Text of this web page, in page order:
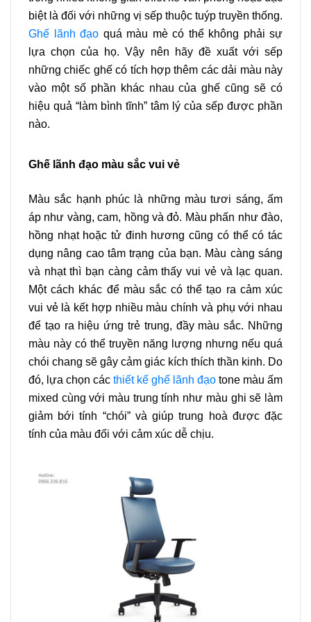
biệt là đối với những vị sếp thuộc tuýp truyền thống.
Ghế lãnh đạo quá màu mè có thể không phải sự
lựa chọn của họ. Vậy nên hãy đề xuất với sếp
những chiếc ghế có tích hợp thêm các dải màu này
vào một số phần khác nhau của ghế cũng sẽ có
hiệu quả “làm bình tĩnh” tâm lý của sếp được phần
nào.
Ghế lãnh đạo màu sắc vui vẻ
Màu sắc hạnh phúc là những màu tươi sáng, ấm
áp như vàng, cam, hồng và đỏ. Màu phấn như đào,
hồng nhạt hoặc tử đinh hương cũng có thể có tác
dụng nâng cao tâm trạng của bạn. Màu càng sáng
và nhạt thì bạn càng cảm thấy vui vẻ và lạc quan.
Một cách khác để màu sắc có thể tạo ra cảm xúc
vui vẻ là kết hợp nhiều màu chính và phụ với nhau
để tạo ra hiệu ứng trẻ trung, đầy màu sắc. Những
màu này có thể truyền năng lượng nhưng nếu quá
chói chang sẽ gây cảm giác kích thích thần kinh. Do
đó, lựa chọn các thiết kế ghế lãnh đạo tone màu ấm
mixed cùng với màu trung tính như màu ghi sẽ làm
giảm bới tính “chói” và giúp trung hoà được đặc
tính của màu đối với cảm xúc dễ chịu.